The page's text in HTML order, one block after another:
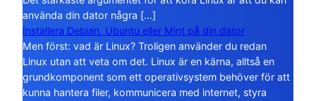
använda din dator några […]
Installera Debian, Ubuntu eller Mint på din dator
Men först: vad är Linux? Troligen använder du redan
Linux utan att veta om det. Linux är en kärna, alltså en
grundkomponent som ett operativsystem behöver för att
kunna hantera filer, kommunicera med internet, styra